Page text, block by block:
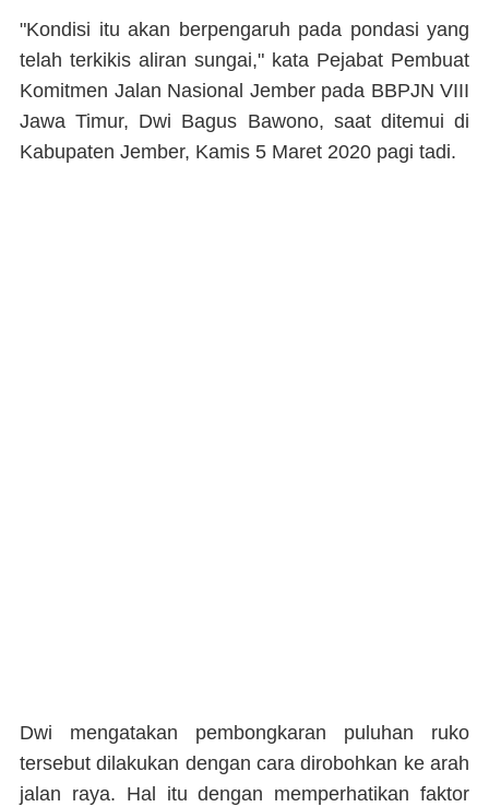
"Kondisi itu akan berpengaruh pada pondasi yang
telah terkikis aliran sungai," kata Pejabat Pembuat
Komitmen Jalan Nasional Jember pada BBPJN VIII
Jawa Timur, Dwi Bagus Bawono, saat ditemui di
Kabupaten Jember, Kamis 5 Maret 2020 pagi tadi.
Dwi mengatakan pembongkaran puluhan ruko
tersebut dilakukan dengan cara dirobohkan ke arah
jalan raya. Hal itu dengan memperhatikan faktor